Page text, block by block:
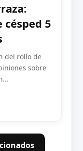
5
del rollo de
sobre